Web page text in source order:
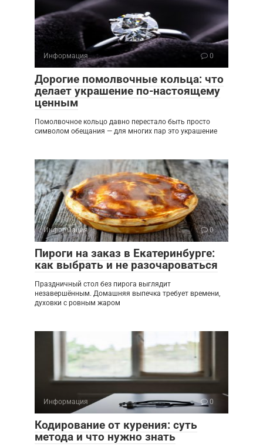
Информация 0
Дорогие помолвочные кольца: что
делает украшение по-настоящему
ценным
Помолвочное кольцо давно перестало быть просто
символом обещания — для многих пар это украшение
Информация 0
Пироги на заказ в Екатеринбурге:
как выбрать и не разочароваться
Праздничный стол без пирога выглядит
незавершённым. Домашняя выпечка требует времени,
духовки с ровным жаром
Информация 0
Кодирование от курения: суть
метода и что нужно знать